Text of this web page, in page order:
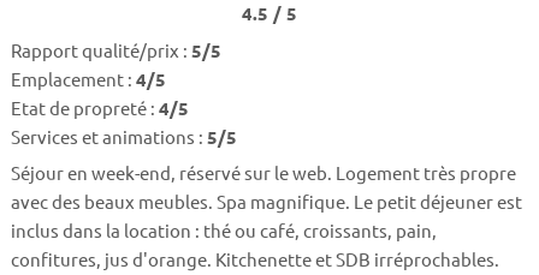
4.5 / 5
Rapport qualité/prix : 5/5
Emplacement : 4/5
Etat de propreté : 4/5
Services et animations : 5/5
Séjour en week-end, réservé sur le web. Logement très propre
avec des beaux meubles. Spa magnifique. Le petit déjeuner est
inclus dans la location : thé ou café, croissants, pain,
confitures, jus d'orange. Kitchenette et SDB irréprochables.